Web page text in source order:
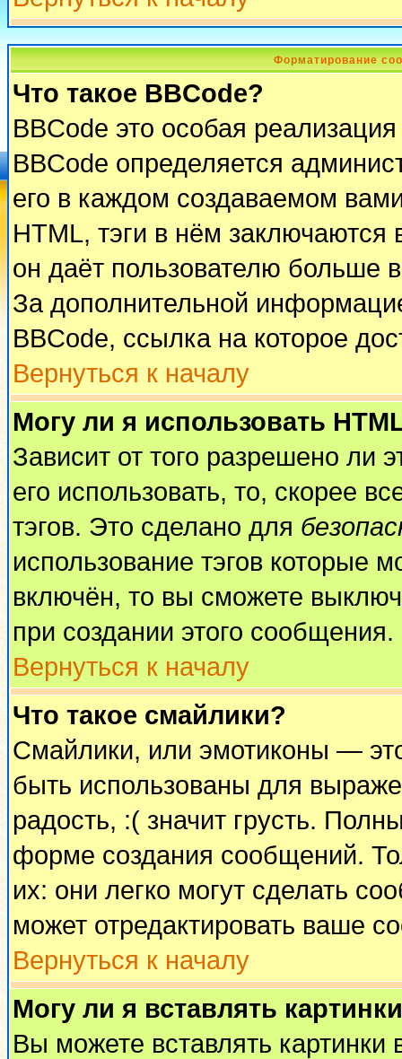
Форматирование
Что такое BBCode?
BBCode это особая
BBCode определяется
его в каждом создаваемом
HTML, тэги в нём заключаются
он даёт пользователю больше
За дополнительной
BBCode, ссылка на которое
Вернуться к началу
Могу ли я использовать
Зависит от того разрешено ли
его использовать, то, скорее
тэгов. Это сделано для
использование тэгов которые
включён, то вы сможете
при создании этого сообщения.
Вернуться к началу
Что такое смайлики?
Смайлики, или эмотиконы —
быть использованы для
радость, :( значит грусть.
форме создания сообщений.
их: они легко могут сделать
может отредактировать ваше
Вернуться к началу
Могу ли я вставлять
Вы можете вставлять